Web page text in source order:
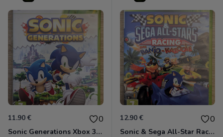
11.90 € 0
Sonic Generations Xbox 360
12.90 € 0
Sonic & Sega All-Star Racing avec Banjo-Kazooie Xbox 360